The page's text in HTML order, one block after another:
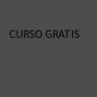
CURSO GRATIS